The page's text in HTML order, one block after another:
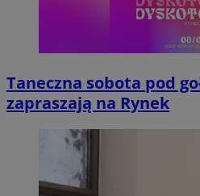
Taneczna sobota pod
zapraszają na Rynek